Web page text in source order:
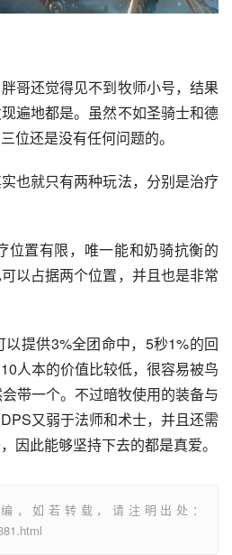
哥还觉得见不到牧师小号，结果
遍地都是。虽然不如圣骑士和德
位还是没有任何问题的。
也就只有两种玩法，分别是治疗
位置有限，唯一能和奶骑抗衡的
以占据两个位置，并且也是非常
提供3%全团命中，5秒1%的回
人本的价值比较低，很容易被鸟
带一个。不过暗牧使用的装备与
又弱于法师和术士，并且还需
因此能够坚持下去的都是真爱。
，如若转载，请注明出处：